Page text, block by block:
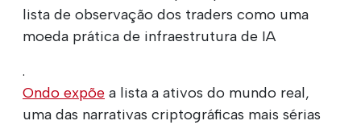
lista de observação dos traders como uma
moeda prática de infraestrutura de IA
.
Ondo expõe a lista a ativos do mundo real,
uma das narrativas criptográficas mais sérias